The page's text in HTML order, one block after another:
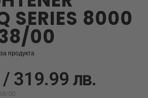
SERIES 8000
00
продукта
319.99 лв.
00